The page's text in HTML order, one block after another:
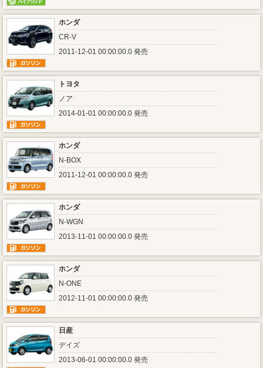
ホンダ
CR-V
2011-12-01 00:00:00.0 発売
トヨタ
ノア
2014-01-01 00:00:00.0 発売
ホンダ
N-BOX
2011-12-01 00:00:00.0 発売
ホンダ
N-WGN
2013-11-01 00:00:00.0 発売
ホンダ
N-ONE
2012-11-01 00:00:00.0 発売
日産
デイズ
2013-06-01 00:00:00.0 発売